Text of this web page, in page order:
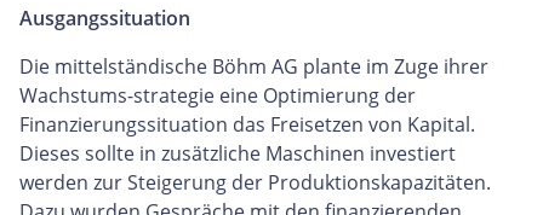
Ausgangssituation
Die mittelständische Böhm AG plante im Zuge ihrer
Wachstums-strategie eine Optimierung der
Finanzierungssituation das Freisetzen von Kapital.
Dieses sollte in zusätzliche Maschinen investiert
werden zur Steigerung der Produktionskapazitäten.